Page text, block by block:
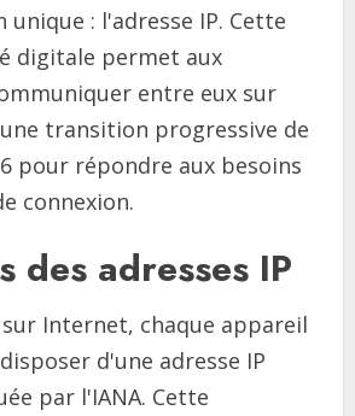
: l'adresse IP. Cette
digitale permet aux
entre eux sur
transition progressive de
pour répondre aux besoins
connexion.
des adresses IP
Internet, chaque appareil
d'une adresse IP
par l'IANA. Cette